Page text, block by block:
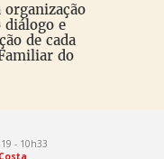
e
de cada
do
- 10h33